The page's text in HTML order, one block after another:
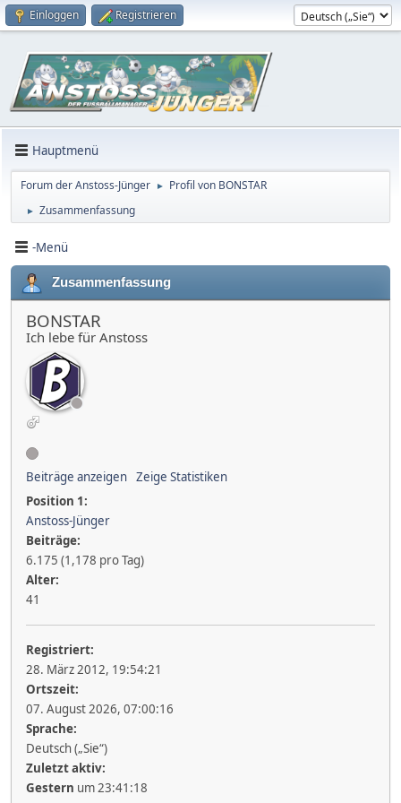
Einloggen Registrieren
Hauptmenü
Forum der Anstoss-Jünger ► Profil von BONSTAR
► Zusammenfassung
-Menü
Zusammenfassung
BONSTAR
Ich lebe für Anstoss
Beiträge anzeigen Zeige Statistiken
Position 1:
Anstoss-Jünger
Beiträge:
6.175 (1,178 pro Tag)
Alter:
41
Registriert:
28. März 2012, 19:54:21
Ortszeit:
07. August 2026, 07:00:16
Sprache:
Deutsch („Sie“)
Zuletzt aktiv:
Gestern um 23:41:18